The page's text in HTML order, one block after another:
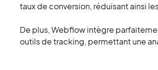
taux de conversion, réduisant ainsi
De plus, Webflow intègre
outils de tracking, permettant une